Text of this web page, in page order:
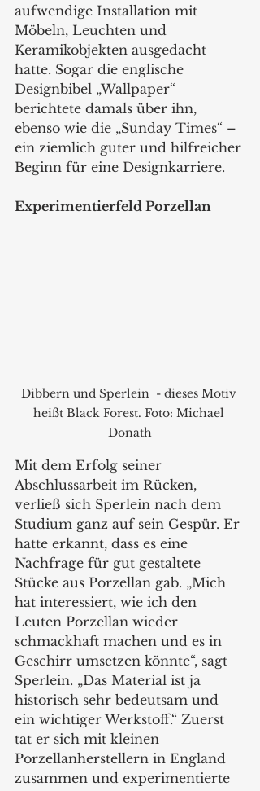
aufwendige Installation mit
Möbeln, Leuchten und
Keramikobjekten ausgedacht
hatte. Sogar die englische
Designbibel „Wallpaper“
berichtete damals über ihn,
ebenso wie die „Sunday Times“ –
ein ziemlich guter und hilfreicher
Beginn für eine Designkarriere.
Experimentierfeld Porzellan
Dibbern und Sperlein  - dieses Motiv
heißt Black Forest. Foto: Michael
Donath
Mit dem Erfolg seiner
Abschlussarbeit im Rücken,
verließ sich Sperlein nach dem
Studium ganz auf sein Gespür. Er
hatte erkannt, dass es eine
Nachfrage für gut gestaltete
Stücke aus Porzellan gab. „Mich
hat interessiert, wie ich den
Leuten Porzellan wieder
schmackhaft machen und es in
Geschirr umsetzen könnte“, sagt
Sperlein. „Das Material ist ja
historisch sehr bedeutsam und
ein wichtiger Werkstoff.“ Zuerst
tat er sich mit kleinen
Porzellanherstellern in England
zusammen und experimentierte